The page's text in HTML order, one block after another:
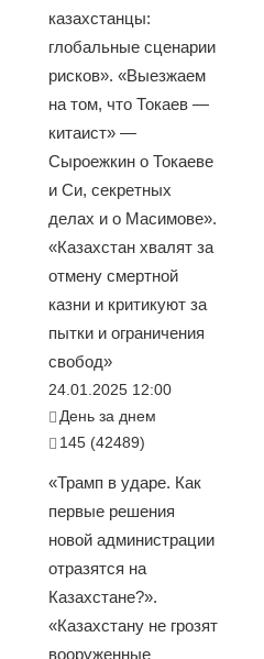
казахстанцы:
глобальные сценарии
рисков». «Выезжаем
на том, что Токаев —
китаист» —
Сыроежкин о Токаеве
и Си, секретных
делах и о Масимове».
«Казахстан хвалят за
отмену смертной
казни и критикуют за
пытки и ограничения
свобод»
24.01.2025 12:00
День за днем
145 (42489)
«Трамп в ударе. Как
первые решения
новой администрации
отразятся на
Казахстане?».
«Казахстану не грозят
вооруженные